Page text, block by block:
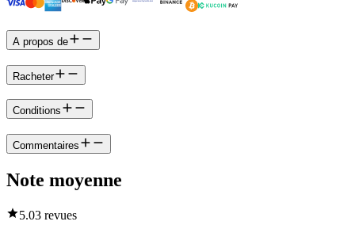
A propos de
Racheter
Conditions
Commentaires
Note moyenne
5.03 revues